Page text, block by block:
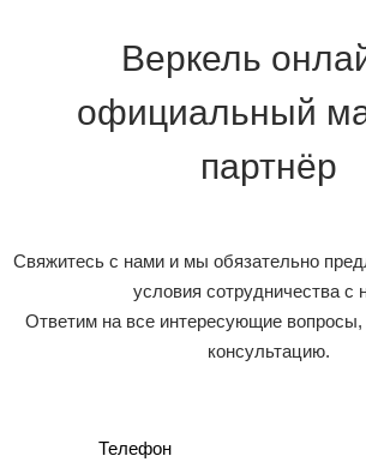
Веркель
официальный
партнёр
Свяжитесь с нами и мы обязательно
условия сотрудничества с
Ответим на все интересующие
консультацию.
Телефон